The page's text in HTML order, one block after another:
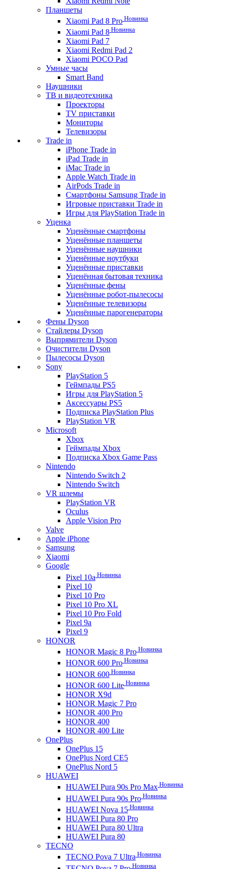
Планшеты
Xiaomi Pad 8 Pro Новинка
Xiaomi Pad 8 Новинка
Xiaomi Pad 7
Xiaomi Redmi Pad 2
Xiaomi POCO Pad
Умные часы
Smart Band
Наушники
ТВ и видеотехника
Проекторы
TV приставки
Мониторы
Телевизоры
Trade in
iPhone Trade in
iPad Trade in
iMac Trade in
Apple Watch Trade in
AirPods Trade in
Смартфоны Samsung Trade in
Игровые приставки Trade in
Игры для PlayStation Trade in
Уценка
Уценённые смартфоны
Уценённые планшеты
Уценённые наушники
Уценённые ноутбуки
Уценённые приставки
Уценённая бытовая техника
Уценённые фены
Уценённые робот-пылесосы
Уценённые телевизоры
Уценённые парогенераторы
Фены Dyson
Стайлеры Dyson
Выпрямители Dyson
Очистители Dyson
Пылесосы Dyson
Sony
PlayStation 5
Геймпады PS5
Игры для PlayStation 5
Аксессуары PS5
Подписка PlayStation Plus
PlayStation VR
Microsoft
Xbox
Геймпады Xbox
Подписка Xbox Game Pass
Nintendo
Nintendo Switch 2
Nintendo Switch
VR шлемы
PlayStation VR
Oculus
Apple Vision Pro
Valve
Apple iPhone
Samsung
Xiaomi
Google
Pixel 10a Новинка
Pixel 10
Pixel 10 Pro
Pixel 10 Pro XL
Pixel 10 Pro Fold
Pixel 9a
Pixel 9
HONOR
HONOR Magic 8 Pro Новинка
HONOR 600 Pro Новинка
HONOR 600 Новинка
HONOR 600 Lite Новинка
HONOR X9d
HONOR Magic 7 Pro
HONOR 400 Pro
HONOR 400
HONOR 400 Lite
OnePlus
OnePlus 15
OnePlus Nord CE5
OnePlus Nord 5
HUAWEI
HUAWEI Pura 90s Pro Max Новинка
HUAWEI Pura 90s Pro Новинка
HUAWEI Nova 15 Новинка
HUAWEI Pura 80 Pro
HUAWEI Pura 80 Ultra
HUAWEI Pura 80
TECNO
TECNO Pova 7 Ultra Новинка
Новинка